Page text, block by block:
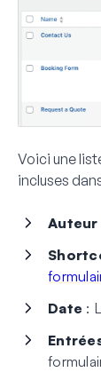
Voici une
incluses
Auteur
Date :